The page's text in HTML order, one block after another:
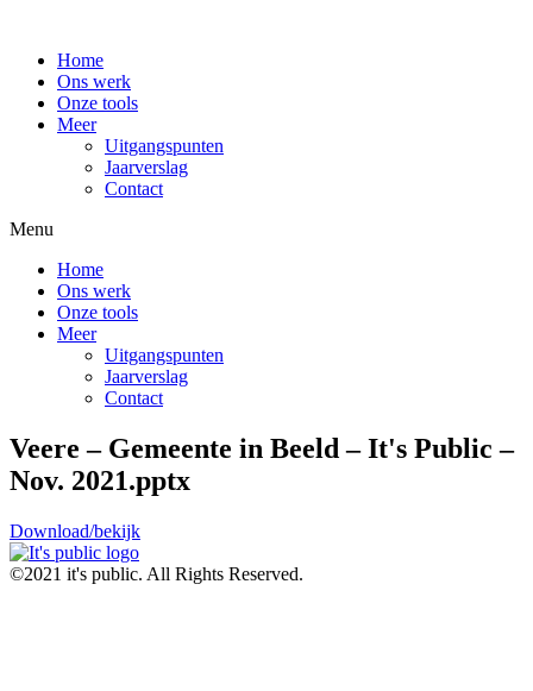
Home
Ons werk
Onze tools
Meer
Uitgangspunten
Jaarverslag
Contact
Menu
Home
Ons werk
Onze tools
Meer
Uitgangspunten
Jaarverslag
Contact
Veere – Gemeente in Beeld – It's Public –
Nov. 2021.pptx
Download/bekijk
©2021 it's public. All Rights Reserved.